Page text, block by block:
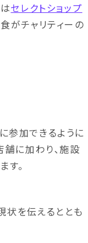
セレクトショップ
がチャリティーの
参加できるように
舗に加わり、施設
す。
状を伝えるととも